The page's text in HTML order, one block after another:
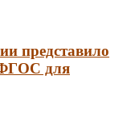
представило
ФГОС для